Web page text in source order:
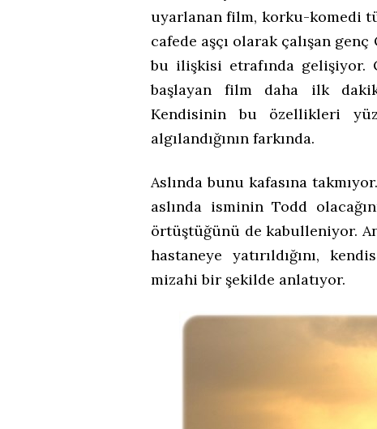
uyarlanan film, korku-komedi
cafede aşçı olarak çalışan
bu ilişkisi etrafında gelişiyor.
başlayan film daha ilk
Kendisinin bu özellikleri
algılandığının farkında.
Aslında bunu kafasına
aslında isminin Todd
örtüştüğünü de kabulleniyor.
hastaneye yatırıldığını,
mizahi bir şekilde anlatıyor.